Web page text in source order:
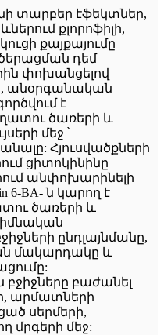
տարբեր էֆեկտներ,
քլորոֆիլի,
քայքայումը
դեմ
փոխանցելով
անօրգանական
է
ծառերի և
մեջ ՝
Հյուսվածքների
ցիտոկինինը
անփոխարինելի
6-BA- ն կարող է
ծառերի և
ընդլայնմանը,
մակարդակը և
բջիջները բաժանել
արմատների
սերմերի,
մրգերի մեջ: